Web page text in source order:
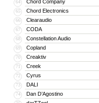
64 Chord Company
65 Chord Electronics
66 Clearaudio
67 CODA
68 Constellation Audio
69 Copland
70 Creaktiv
71 Creek
72 Cyrus
73 DALI
74 Dan D’Agostino